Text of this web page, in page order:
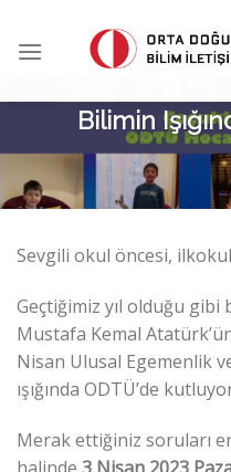
content
Bilimin
Sevgili okul öncesi,
Geçtiğimiz yıl olduğu gibi
Mustafa Kemal
Nisan Ulusal Egemenlik
ışığında ODTÜ’de
Merak ettiğiniz soruları
halinde 3 Nisan 2023